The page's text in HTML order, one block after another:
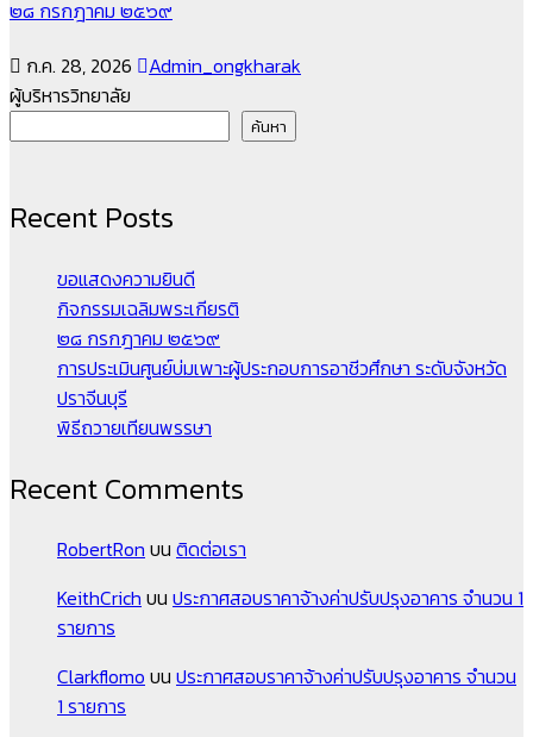
๒๘ กรกฎาคม ๒๕๖๙
ก.ค. 28, 2026
Admin_ongkharak
ผู้บริหารวิทยาลัย
ค้นหา
Recent Posts
ขอแสดงความยินดี
กิจกรรมเฉลิมพระเกียรติ
๒๘ กรกฎาคม ๒๕๖๙
การประเมินศูนย์บ่มเพาะผู้ประกอบการอาชีวศึกษา ระดับจังหวัด
ปราจีนบุรี
พิธีถวายเทียนพรรษา
Recent Comments
RobertRon บน ติดต่อเรา
KeithCrich บน ประกาศสอบราคาจ้างค่าปรับปรุงอาคาร จำนวน 1
รายการ
Clarkflomo บน ประกาศสอบราคาจ้างค่าปรับปรุงอาคาร จำนวน
1 รายการ